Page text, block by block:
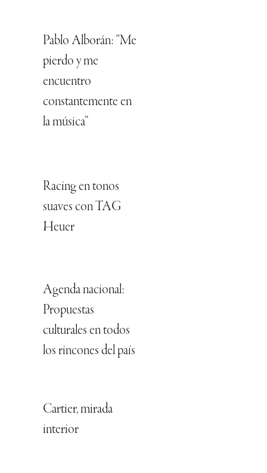
Pablo Alborán: “Me
pierdo y me
encuentro
constantemente en
la música”
Racing en tonos
suaves con TAG
Heuer
Agenda nacional:
Propuestas
culturales en todos
los rincones del país
Cartier, mirada
interior